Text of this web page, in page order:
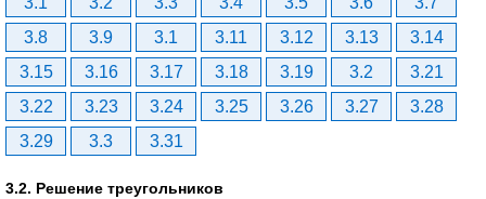
3.8
3.9 3.1 3.11 3.12 3.13
3.14
3.15
3.16 3.17 3.18 3.19 3.2
3.21
3.22
3.23 3.24 3.25 3.26 3.27
3.28
3.29
3.3 3.31
3.2. Решение треугольников